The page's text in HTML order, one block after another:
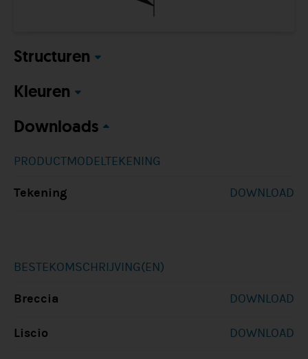
Structuren
Kleuren
Downloads
PRODUCTMODELTEKENING
Tekening DOWNLOAD
BESTEKOMSCHRIJVING(EN)
Breccia DOWNLOAD
Liscio DOWNLOAD